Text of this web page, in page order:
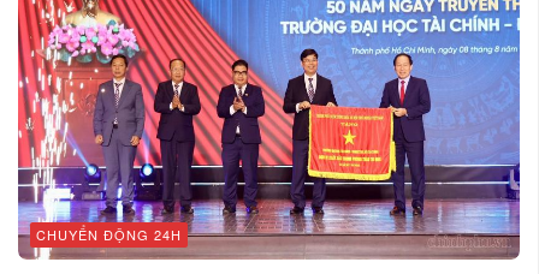
CHUYỂN ĐỘNG 24H